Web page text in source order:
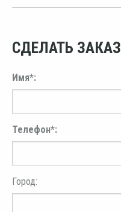
СДЕЛАТЬ ЗАКАЗ
Имя*:
Телефон*:
Город: